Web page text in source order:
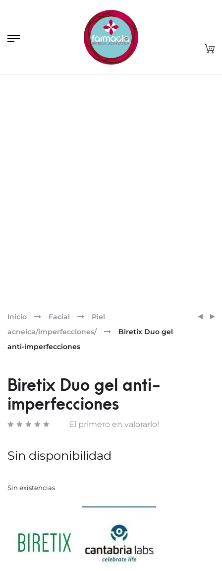
Inicio Facial
Piel
acneica/imperfecciones/
Biretix Duo gel
anti-imperfecciones
Biretix Duo gel anti-
imperfecciones
El primero en valorarlo!
Sin disponibilidad
Sin existencias